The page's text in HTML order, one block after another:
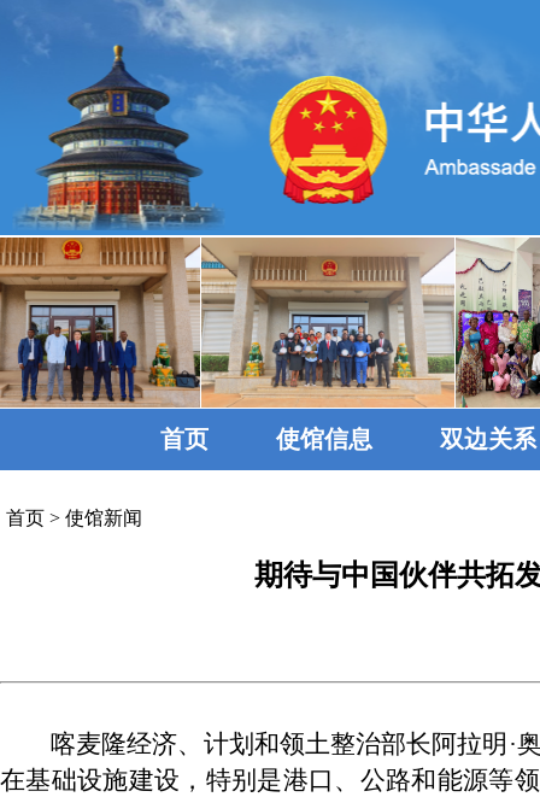
首页 使馆信息 双边关系
首页 > 使馆新闻
期待与中国伙伴共拓
喀麦隆经济、计划和领土整治部长阿拉明·
在基础设施建设，特别是港口、公路和能源等